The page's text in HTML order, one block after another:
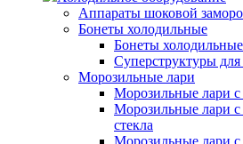
Аппараты шоковой
Бонеты холодильные
Бонеты холодильные
Суперструктуры для
Морозильные лари
Морозильные лари
Морозильные лари
стекла
Морозильные лари